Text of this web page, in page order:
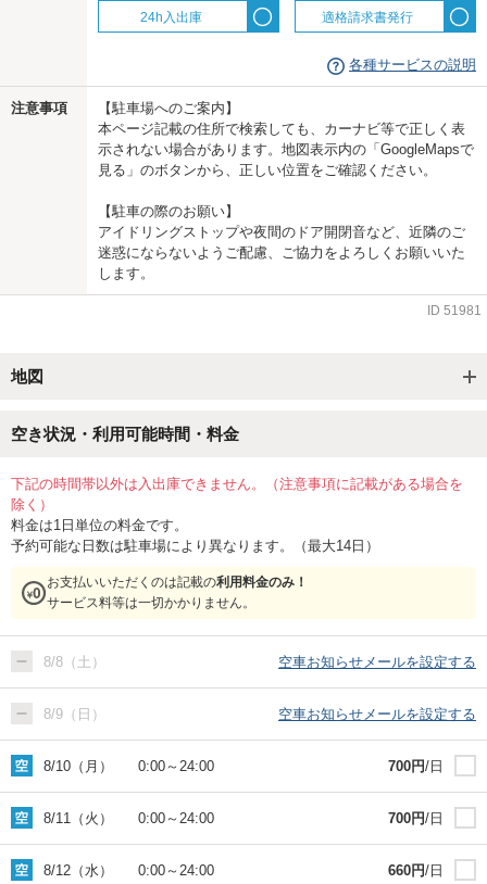
24h入出庫 適格請求書発行
各種サービスの説明
注意事項
【駐車場へのご案内】
本ページ記載の住所で検索しても、カーナビ等で正しく表
示されない場合があります。地図表示内の「GoogleMapsで
見る」のボタンから、正しい位置をご確認ください。
【駐車の際のお願い】
アイドリングストップや夜間のドア開閉音など、近隣のご
迷惑にならないようご配慮、ご協力をよろしくお願いいた
します。
ID 51981
地図
空き状況・利用可能時間・料金
下記の時間帯以外は入出庫できません。（注意事項に記載がある場合を
除く）
料金は1日単位の料金です。
予約可能な日数は駐車場により異なります。（最大14日）
お支払いいただくのは記載の利用料金のみ！
サービス料等は一切かかりません。
8/8（土） 空車お知らせメールを設定する
8/9（日） 空車お知らせメールを設定する
8/10（月） 0:00～ 24:00 700円/日
8/11（火） 0:00～ 24:00 700円/日
8/12（水） 0:00～ 24:00 660円/日